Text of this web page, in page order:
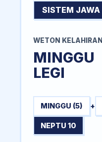
SISTEM JAWA
WETON KELAHIRAN
MINGGU
LEGI
MINGGU (5) +
NEPTU 10